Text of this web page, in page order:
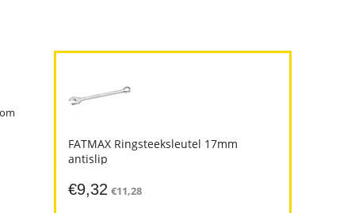
FATMAX Ringsteeksleutel 17mm
antislip
€9,32 €11,28